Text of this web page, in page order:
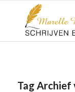
Tag Archief